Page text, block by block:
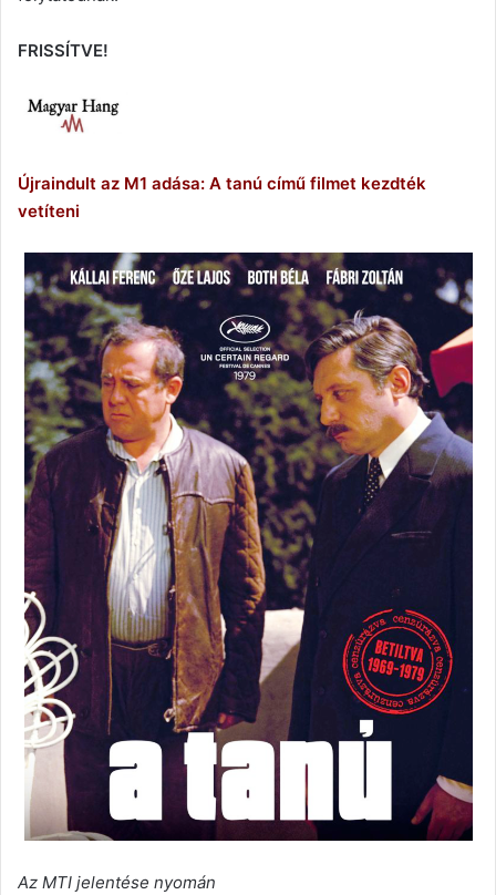
FRISSÍTVE!
Újraindult az M1 adása: A tanú című filmet kezdték
vetíteni
Az MTI jelentése nyomán